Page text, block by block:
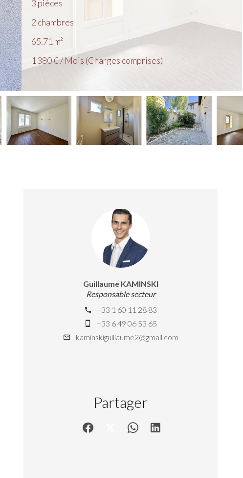
3 pièces
2 chambres
65.71 m²
1 380 € / Mois (Charges comprises)
Guillaume KAMINSKI
Responsable secteur
+33 1 60 11 28 83
+33 6 49 06 53 65
kaminskiguillaume2@gmail.com
Partager